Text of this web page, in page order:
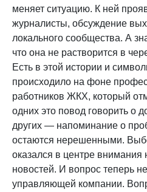
меняет ситуацию. К ней
журналисты, обсуждение
локального сообщества. А
что она не растворится в
Есть в этой истории и
происходило на фоне
работников ЖКХ, который
одних это повод говорить о
других — напоминание о
остаются нерешенными.
оказался в центре внимания
новостей. И вопрос теперь
управляющей компании.